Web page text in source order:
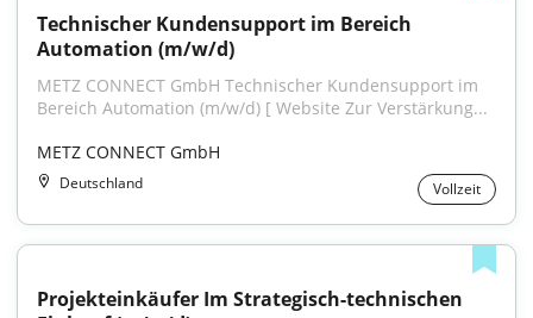
Technischer Kundensupport im Bereich
Automation (m/w/d)
METZ CONNECT GmbH Technischer Kundensupport im
Bereich Automation (m/w/d) [ Website Zur Verstärkung...
METZ CONNECT GmbH
Deutschland Vollzeit
Projekteinkäufer Im Strategisch-technischen